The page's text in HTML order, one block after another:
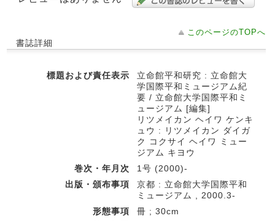
このページのTOPへ
書誌詳細
標題および責任表示
立命館平和研究 : 立命館大
学国際平和ミュージアム紀
要 / 立命館大学国際平和ミ
ュージアム [編集]
リツメイカン ヘイワ ケンキ
ュウ : リツメイカン ダイガ
ク コクサイ ヘイワ ミュー
ジアム キヨウ
巻次・年月次
1号 (2000)-
出版・頒布事項
京都 : 立命館大学国際平和
ミュージアム , 2000.3-
形態事項
冊 ; 30cm